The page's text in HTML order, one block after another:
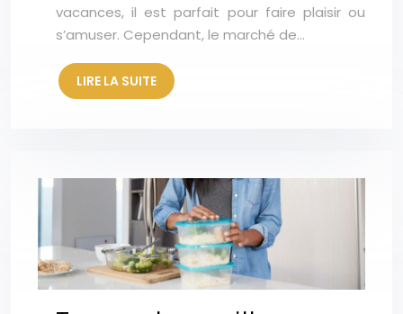
vacances, il est parfait pour faire plaisir ou
s’amuser. Cependant, le marché de…
LIRE LA SUITE